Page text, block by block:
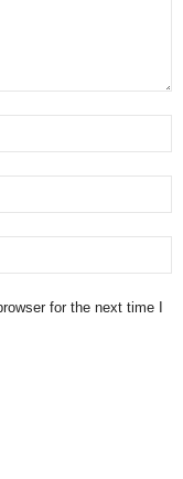
for the next time I